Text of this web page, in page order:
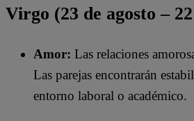
Virgo (23 de agosto –
Amor: Las relaciones
Las parejas encontrarán
entorno laboral o académico.